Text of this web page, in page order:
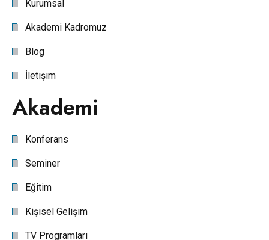
Kurumsal
Akademi Kadromuz
Blog
İletişim
Akademi
Konferans
Seminer
Eğitim
Kişisel Gelişim
TV Programları